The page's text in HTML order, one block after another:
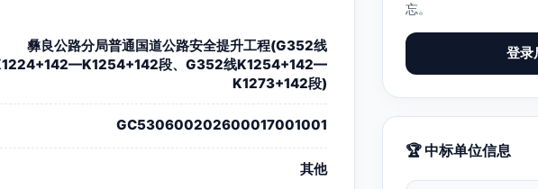
彝良公路分局普通国道公路安全提升工程(G352线
段、G352线K1254+142—
K1273+142段)
GC530600202600017001001
其他
忘。
登录
🏆 中标单位信息